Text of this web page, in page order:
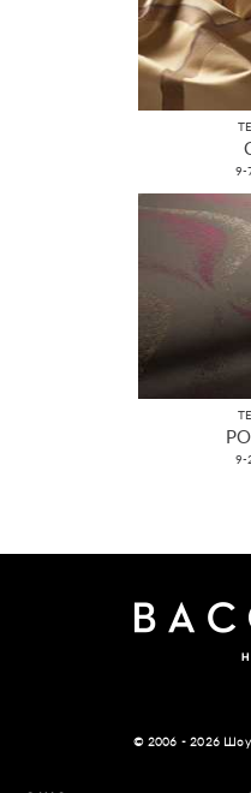
9-
9-
© 2006 - 2026 Шоу-